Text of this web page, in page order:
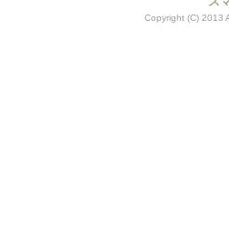
Copyright (C) 2013